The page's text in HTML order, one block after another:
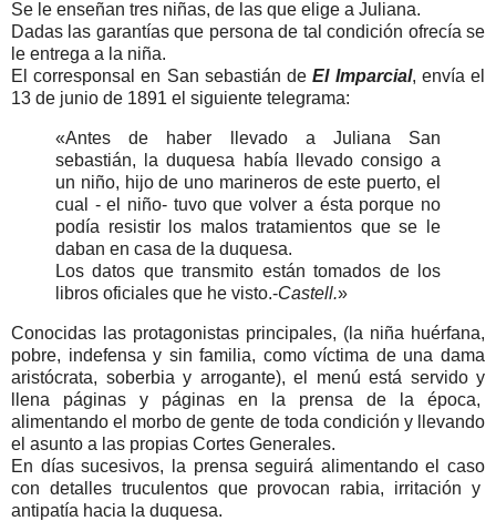
Se le enseñan tres niñas, de las que elige a Juliana.
Dadas las garantías que persona de tal condición ofrecía se
le entrega a la niña.
El corresponsal en San sebastián deEl Imparcial, envía el
13 de junio de 1891 el siguiente telegrama:
«Antes de haber llevado a Juliana San
sebastián, la duquesa había llevado consigo a
un niño, hijo de uno marineros de este puerto, el
cual - el niño- tuvo que volver a ésta porque no
podía resistir los malos tratamientos que se le
daban en casa de la duquesa.
Los datos que transmito están tomados de los
libros oficiales que he visto.-Castell.»
Conocidas las protagonistas principales, (la niña huérfana,
pobre, indefensa y sin familia, como víctima de una dama
aristócrata, soberbia y arrogante), el menú está servido y
llena páginas y páginas en la prensa de la época,
alimentando el morbo de gente de toda condición y llevando
el asunto a las propias Cortes Generales.
En días sucesivos, la prensa seguirá alimentando el caso
con detalles truculentos que provocan rabia, irritación y
antipatía hacia la duquesa.